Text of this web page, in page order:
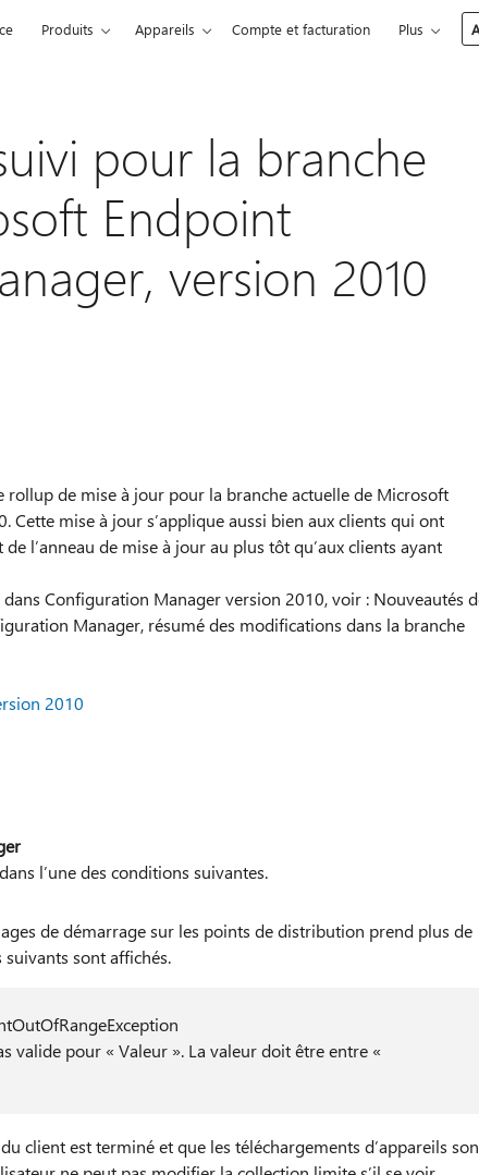
Produits Appareils Compte et facturation Plus
pour la branche
Endpoint
version 2010
rollup de mise à jour pour la branche actuelle de Microsoft
mise à jour s’applique aussi bien aux clients qui ont
l’anneau de mise à jour au plus tôt qu’aux clients ayant
Configuration Manager version 2010, voir : Nouveautés
Manager, résumé des modifications dans la branche
2010
l’une des conditions suivantes.
de démarrage sur les points de distribution prend plus de
sont affichés.
valide pour « Valeur ». La valeur doit être entre «
client est terminé et que les téléchargements d’appareils